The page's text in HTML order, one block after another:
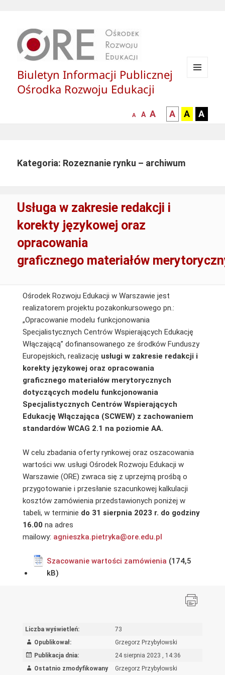
Biuletyn Informacji Publicznej
Ośrodka Rozwoju Edukacji
mniejsza
A
normalna
A
większa-
czcionka
A
kontrast
czarny
tle
A
kontrast
czarny
tle
A
żółty
A
Kategoria: Rozeznanie rynku – archiwum
Usługa w zakresie redakcji i
korekty językowej oraz
opracowania
graficznego materiałów
Ośrodek Rozwoju Edukacji w Warszawie jest
realizatorem projektu pozakonkursowego pn.:
„Opracowanie modelu funkcjonowania
Specjalistycznych Centrów Wspierających Edukację
Włączającą” dofinansowanego ze środków Funduszy
Europejskich, realizację usługi w zakresie redakcji i
korekty językowej oraz opracowania
graficznego materiałów merytorycznych
dotyczących modelu funkcjonowania
Specjalistycznych Centrów Wspierających
Edukację Włączająca (SCWEW) z zachowaniem
standardów WCAG 2.1 na poziomie AA.
W celu zbadania oferty rynkowej oraz oszacowania
wartości ww. usługi Ośrodek Rozwoju Edukacji w
Warszawie (ORE) zwraca się z uprzejmą prośbą o
przygotowanie i przesłanie szacunkowej kalkulacji
kosztów zamówienia przedstawionych poniżej w
tabeli, w terminie do 31 sierpnia 2023 r. do godziny
16.00 na adres
mailowy: agnieszka.pietryka@ore.edu.pl
Szacowanie wartości zamówienia
Liczba wyświetleń:
73
Opublikował:
Grzegorz Przybyłowski
Publikacja dnia:
24 sierpnia 2023 , 14:36
Ostatnio zmodyfikowany
Grzegorz Przybyłowski